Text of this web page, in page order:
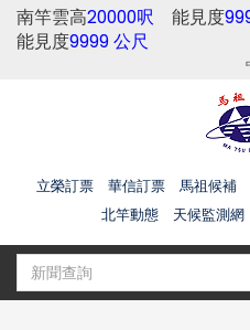
南竿雲高20000呎 能見度
能見度9999 公尺
立榮訂票 華信訂票 馬祖候補
北竿動態
天候監測網